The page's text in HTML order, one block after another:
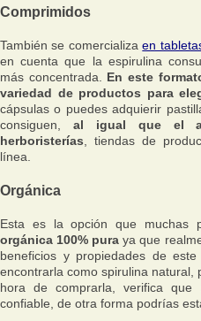
Comprimidos
También se comercializaen
en cuenta que la espirulina
más concentrada. En este
variedad de productos para
cápsulas o puedes adquierir
consiguen, al igual que el
herboristerías , tiendas de
línea.
Orgánica
Esta es la opción que muchas
orgánica 100% pura ya que
beneficios y propiedades de
encontrarla como spirulina natural,
hora de comprarla, verifica
confiable, de otra forma podrías